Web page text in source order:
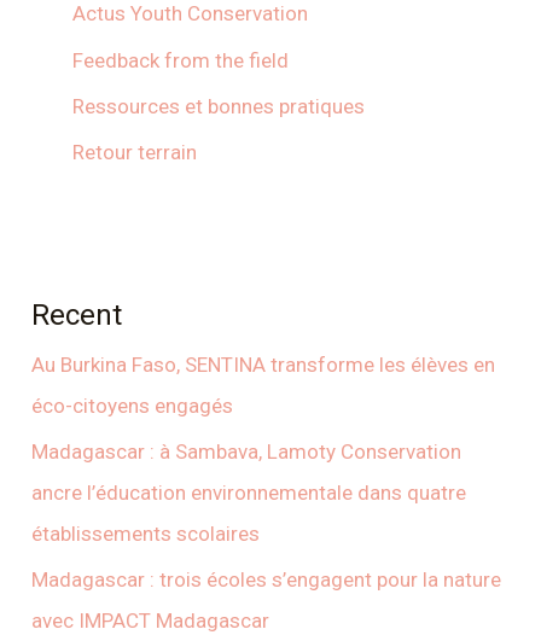
Actus Youth Conservation
Feedback from the field
Ressources et bonnes pratiques
Retour terrain
Recent
Au Burkina Faso, SENTINA transforme les élèves en
éco-citoyens engagés
Madagascar : à Sambava, Lamoty Conservation
ancre l’éducation environnementale dans quatre
établissements scolaires
Madagascar : trois écoles s’engagent pour la nature
avec IMPACT Madagascar